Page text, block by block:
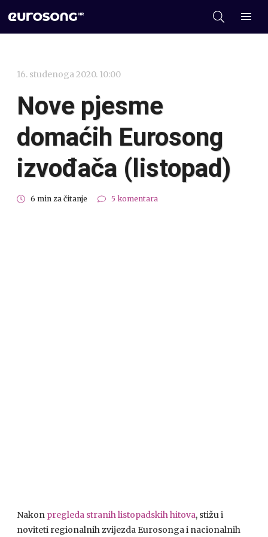
16. studenoga 2020. 10:00
Nove pjesme
domaćih Eurosong
izvođača (listopad)
6 min za čitanje 5 komentara
Nakon pregleda stranih listopadskih hitova, stižu i
noviteti regionalnih zvijezda Eurosonga i nacionalnih